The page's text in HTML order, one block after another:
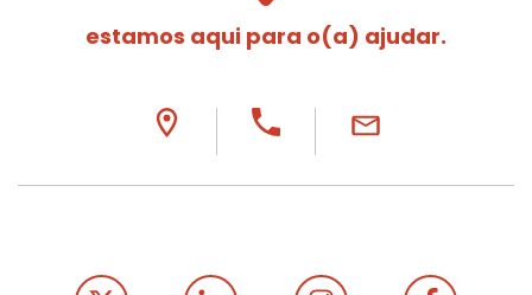
estamos aqui para o(a) ajudar.